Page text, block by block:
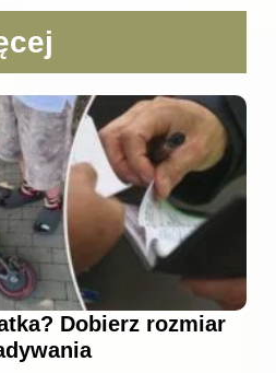
Dobierz rozmiar